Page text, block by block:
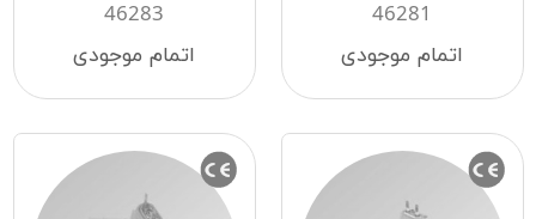
46281
اتمام موجودی
46283
اتمام موجودی